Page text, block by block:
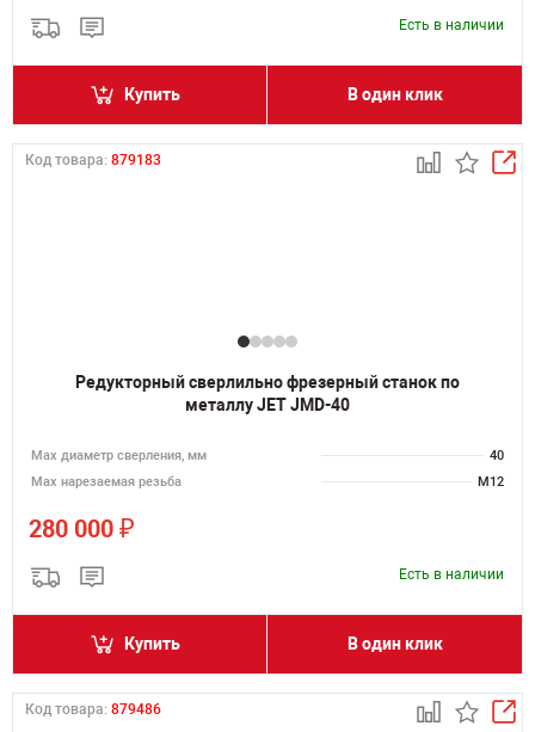
Есть в наличии
Купить В один клик
Код товара: 879183
Редукторный сверлильно фрезерный станок по
металлу JET JMD-40
Мах диаметр сверления, мм
40
Мах нарезаемая резьба
M12
280 000 ₽
Есть в наличии
Купить В один клик
Код товара: 879486